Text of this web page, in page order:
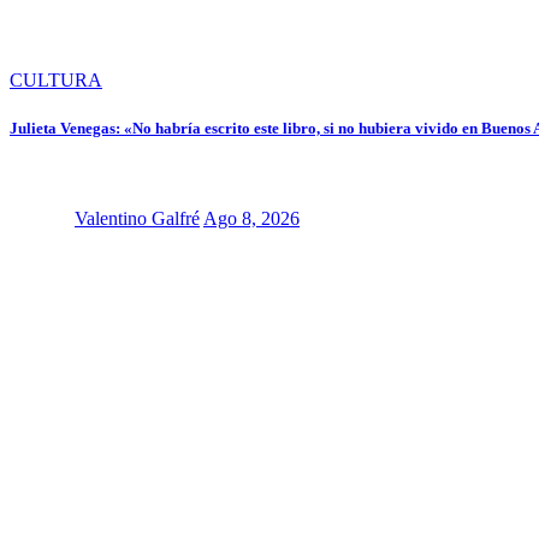
CULTURA
Julieta Venegas: «No habría escrito este libro, si no hubiera vivido en Buenos
Valentino Galfré Ago 8, 2026